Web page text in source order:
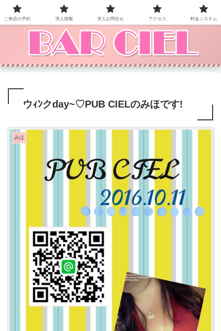
BAR CIEL！ご来店お待ちしています。
ウｨﾝクday~♡PUB CIELのみほです!
みほ
ご来店の予約 求人情報 求人お問合せ アクセス 料金システム